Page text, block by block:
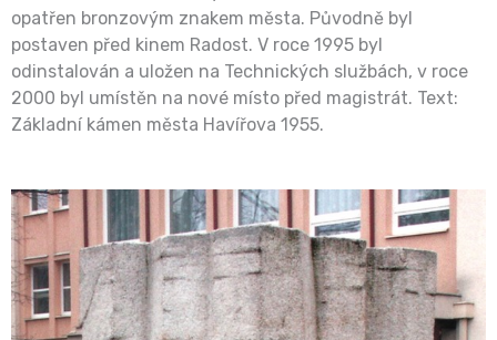
opatřen bronzovým znakem města. Původně byl
postaven před kinem Radost. V roce 1995 byl
odinstalován a uložen na Technických službách, v roce
2000 byl umístěn na nové místo před magistrát. Text:
Základní kámen města Havířova 1955.